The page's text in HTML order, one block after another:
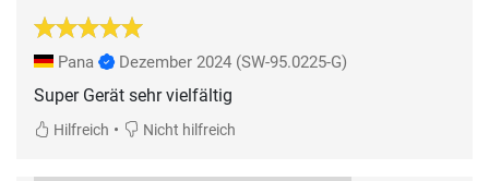
Pana Dezember 2024 (SW-95.0225-G)
Super Gerät sehr vielfältig
Hilfreich • Nicht hilfreich